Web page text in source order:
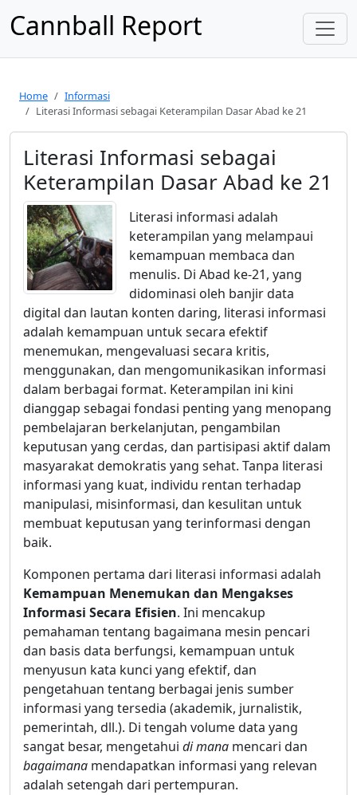
Cannball Report
Home
Informasi
Literasi Informasi sebagai Keterampilan Dasar Abad ke 21
Literasi Informasi sebagai
Keterampilan Dasar Abad ke 21
Literasi informasi adalah
keterampilan yang melampaui
kemampuan membaca dan
menulis. Di Abad ke-21, yang
didominasi oleh banjir data
digital dan lautan konten daring, literasi informasi
adalah kemampuan untuk secara efektif
menemukan, mengevaluasi secara kritis,
menggunakan, dan mengomunikasikan informasi
dalam berbagai format. Keterampilan ini kini
dianggap sebagai fondasi penting yang menopang
pembelajaran berkelanjutan, pengambilan
keputusan yang cerdas, dan partisipasi aktif dalam
masyarakat demokratis yang sehat. Tanpa literasi
informasi yang kuat, individu rentan terhadap
manipulasi, misinformasi, dan kesulitan untuk
membuat keputusan yang terinformasi dengan
baik.
Komponen pertama dari literasi informasi adalah
Kemampuan Menemukan dan Mengakses
Informasi Secara Efisien. Ini mencakup
pemahaman tentang bagaimana mesin pencari
dan basis data berfungsi, kemampuan untuk
menyusun kata kunci yang efektif, dan
pengetahuan tentang berbagai jenis sumber
informasi yang tersedia (akademik, jurnalistik,
pemerintah, dll.). Di tengah volume data yang
sangat besar, mengetahui di mana mencari dan
bagaimana mendapatkan informasi yang relevan
adalah setengah dari pertempuran.